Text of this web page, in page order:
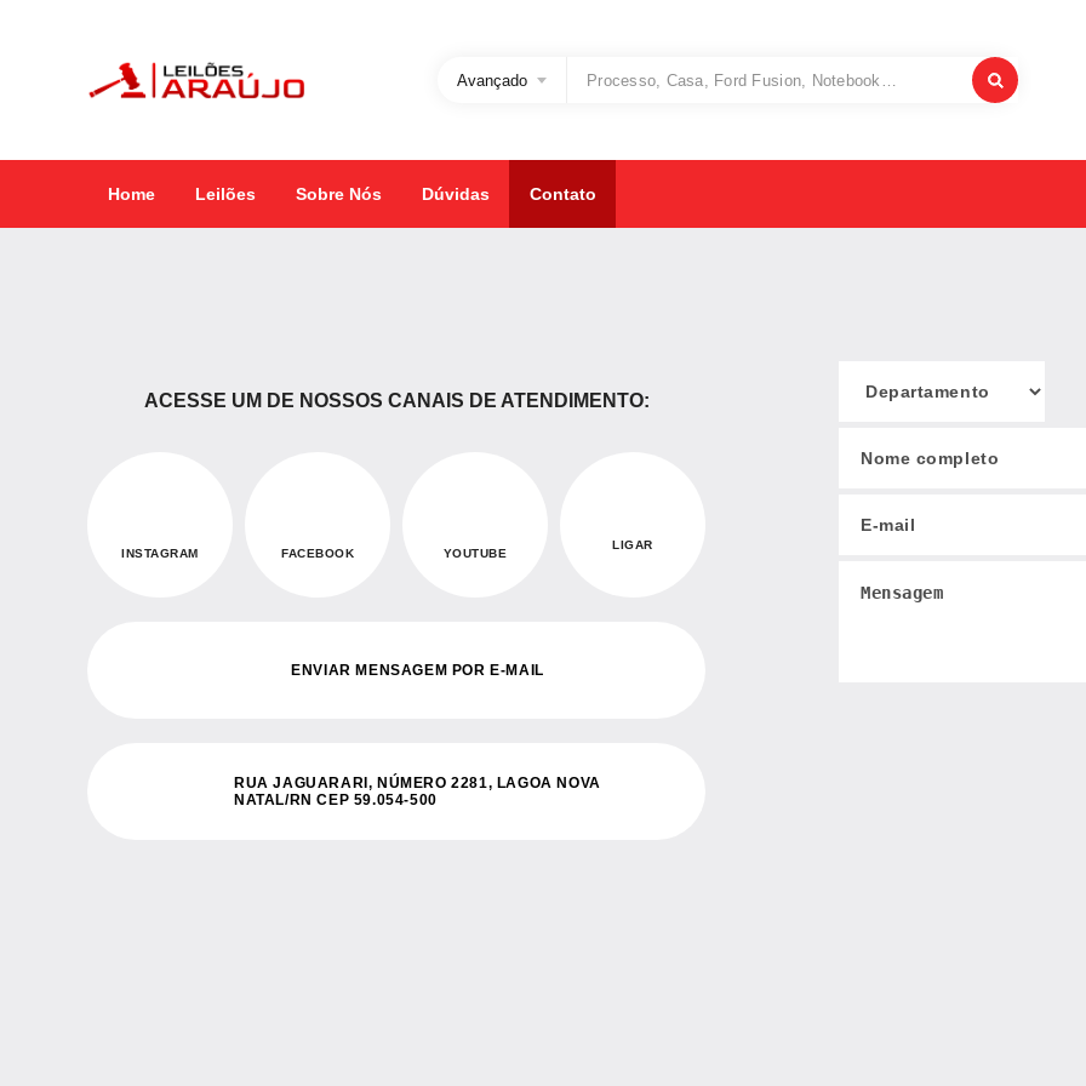
Avançado
Home Leilões Sobre Nós Dúvidas Contato
ACESSE UM DE NOSSOS CANAIS DE ATENDIMENTO:
INSTAGRAM FACEBOOK YOUTUBE
LIGAR
ENVIAR MENSAGEM POR E-MAIL
RUA JAGUARARI, NÚMERO 2281, LAGOA NOVA
NATAL/RN CEP 59.054-500